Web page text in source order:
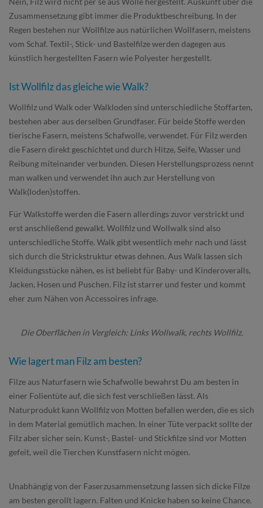
Zusammensetzung gibt immer die Produktbeschreibung. In der
Regen bestehen nur Wollfilze aus natürlichen Wollfasern, meistens
vom Schaf. Textil-, Stick- und Bastelfilze werden dagegen aus
künstlich hergestellten Fasern wie Polyester hergestellt.
Ist Wollfilz das gleiche wie Walk?
Wollfilz und Walk oder Walkloden sind unterschiedliche Stoffarten,
bestehen aber aus derselben Grundfaser. Für beide Stoffe werden
tierische Fasern, meistens Schafwolle, verwendet. Für Filz werden
die Fasern direkt geschichtet und durch Hitze, Seife, Wasser und
Reibung miteinander verbunden. Diesen Herstellungsprozess nennt
man walken und verwendet ihn auch zur Herstellung von
Walk(loden)stoffen.
Für Walkstoffe werden die Fasern allerdings zuvor verstrickt und
erst anschließend gewalkt. Wollfilz und Wollwalk sind also
unterschiedliche Stoffe. Walk gibt wesentlich mehr nach und lässt
sich durch die Strickstruktur etwas dehnen. Aus Walk lassen sich
Kleidungsstücke nähen, es ist beliebt für Baby- und Kinderoveralls,
Jacken, Hosen und Puschen. Filz ist starrer und fester und kommt
eher zum Nähen von Accessoires infrage.
Die Oberflächen in Vergleich: Links Wollwalk, rechts Wollfilz.
Wie lagert man Filz am besten?
Filze aus Naturfasern wie Schafwolle bewahrst Du am besten in
einer Folientüte auf, die sich fest verschließen lässt. Als
Naturprodukt kann Wollfilz von Motten befallen werden, die es sich
in dem Material gemütlich machen. In einer Tüte verpackt sollte der
Filz aber sicher sein. Kunst-, Bastel- und Stickfilze sind vor Motten
gefeit, weil die Tierchen Kunstfasern nicht mögen.
Unabhängig von der Faserzusammensetzung lassen sich dicke Filze
am besten gerollt lagern. Falten und Knicke haben so keine Chance.